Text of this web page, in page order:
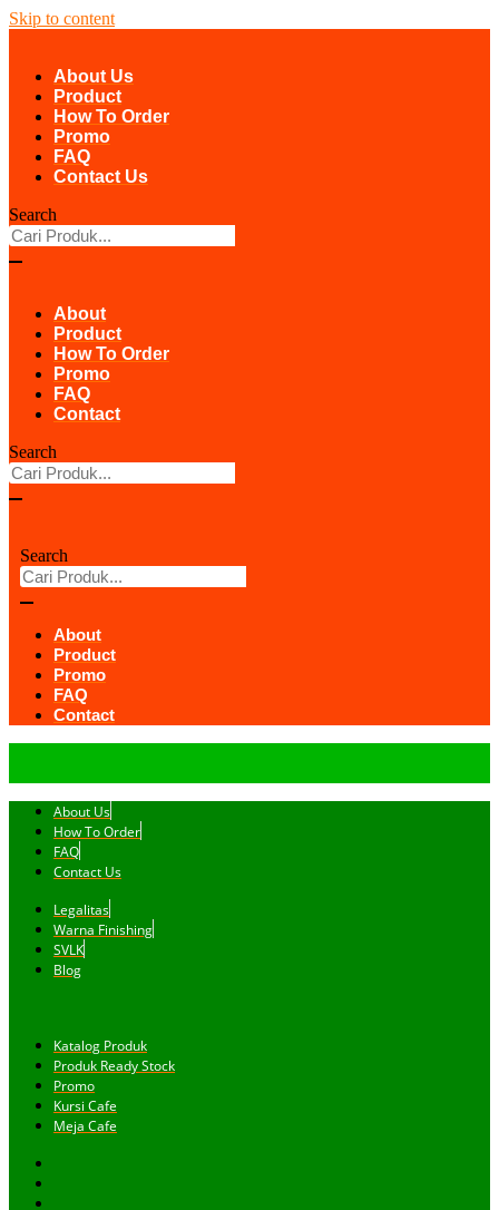
Skip to content
About Us
Product
How To Order
Promo
FAQ
Contact Us
Search
About
Product
How To Order
Promo
FAQ
Contact
Search
Search
About
Product
Promo
FAQ
Contact
About Us
How To Order
FAQ
Contact Us
Legalitas
Warna Finishing
SVLK
Blog
Katalog Produk
Produk Ready Stock
Promo
Kursi Cafe
Meja Cafe